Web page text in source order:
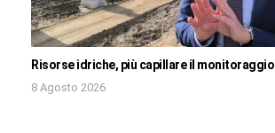
Risorse idriche, più capillare il monitoraggio
8 Agosto 2026